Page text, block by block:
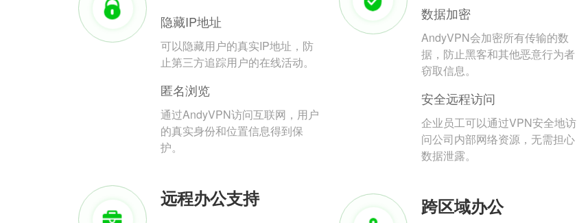
隐藏IP地址
可以隐藏用户的真实IP地址，防
止第三方追踪用户的在线活动。
匿名浏览
通过AndyVPN访问互联网，用户
的真实身份和位置信息得到保
护。
数据加密
AndyVPN会加密所有传输的数
据，防止黑客和其他恶意行为者
窃取信息。
安全远程访问
企业员工可以通过VPN安全地访
问公司内部网络资源，无需担心
数据泄露。
远程办公支持 跨区域办公